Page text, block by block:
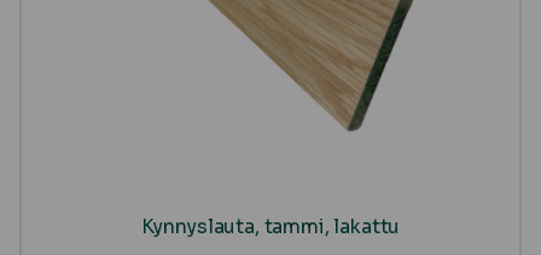
Kynnyslauta, tammi, lakattu